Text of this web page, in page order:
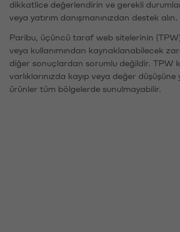
dikkatlice değerlendirin ve gerekli
veya yatırım danışmanınızdan destek alın.
Paribu, üçüncü taraf web sitelerinin
veya kullanımından kaynaklanabilecek
diğer sonuçlardan sorumlu değildir. TPW
varlıklarınızda kayıp veya değer düşüşüne
ürünler tüm bölgelerde sunulmayabilir.